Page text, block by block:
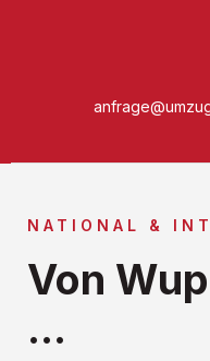
NATIONAL &
Von
...